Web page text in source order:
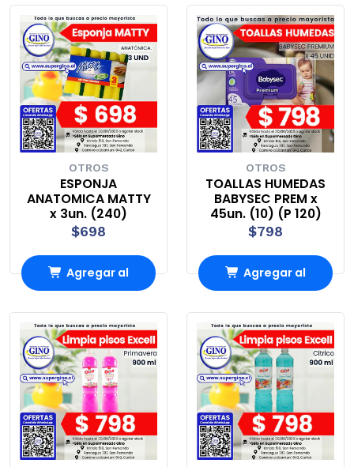
OTROS
ESPONJA
ANATOMICA MATTY
x 3un. (240)
$698
Agregar al
OTROS
TOALLAS HUMEDAS
BABYSEC PREM x
45un. (10) (P 120)
$798
Agregar al